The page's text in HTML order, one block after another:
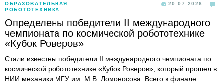
ОБРАЗОВАТЕЛЬНАЯ
РОБОТОТЕХНИКА
20.07.2026
Определены победители II международного
чемпионата по космической робототехнике
«Кубок Роверов»
Стали известны победители II международного чемпионата по
космической робототехнике «Кубок Роверов», который прошел в
НИИ механики МГУ им. М.В. Ломоносова. Всего в финале